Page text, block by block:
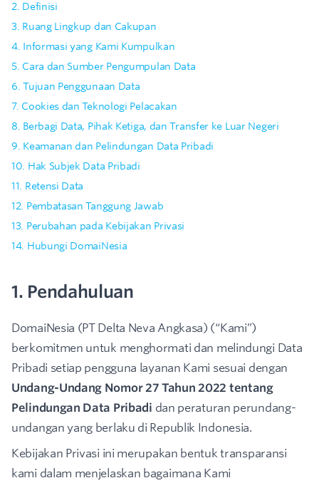
2. Definisi
3. Ruang Lingkup dan Cakupan
4. Informasi yang Kami Kumpulkan
5. Cara dan Sumber Pengumpulan Data
6. Tujuan Penggunaan Data
7. Cookies dan Teknologi Pelacakan
8. Berbagi Data, Pihak Ketiga, dan Transfer ke Luar Negeri
9. Keamanan dan Pelindungan Data Pribadi
10. Hak Subjek Data Pribadi
11. Retensi Data
12. Pembatasan Tanggung Jawab
13. Perubahan pada Kebijakan Privasi
14. Hubungi DomaiNesia
1. Pendahuluan
DomaiNesia (PT Delta Neva Angkasa) (“Kami”)
berkomitmen untuk menghormati dan melindungi Data
Pribadi setiap pengguna layanan Kami sesuai dengan
Undang-Undang Nomor 27 Tahun 2022 tentang
Pelindungan Data Pribadi dan peraturan perundang-
undangan yang berlaku di Republik Indonesia.
Kebijakan Privasi ini merupakan bentuk transparansi
kami dalam menjelaskan bagaimana Kami